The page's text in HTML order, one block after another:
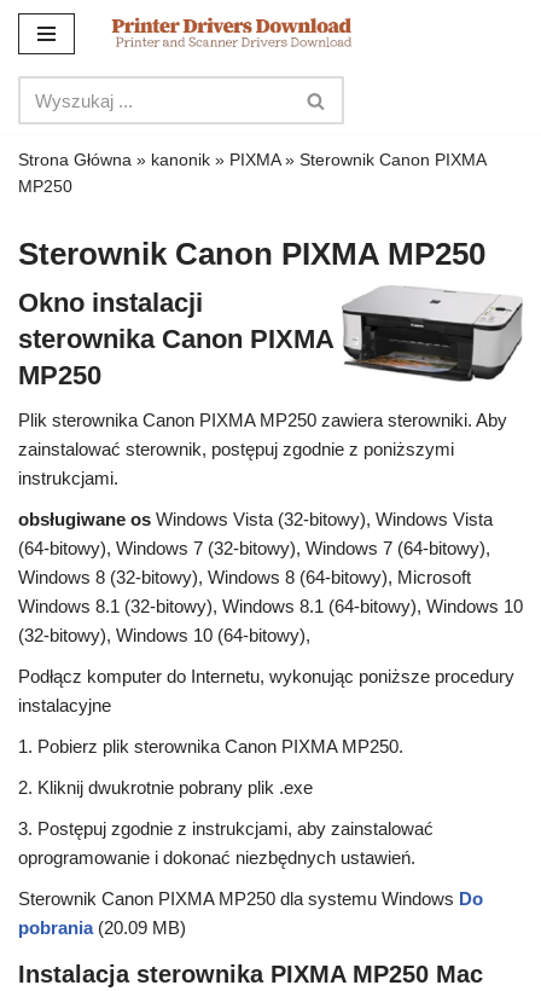
do
treści
Strona Główna » kanonik » PIXMA» Sterownik Canon PIXMA
MP250
Sterownik Canon PIXMA MP250
Okno instalacji
sterownika Canon PIXMA
MP250
Plik sterownika Canon PIXMA MP250 zawiera sterowniki. Aby
zainstalować sterownik, postępuj zgodnie z poniższymi
instrukcjami.
obsługiwane os Windows Vista (32-bitowy), Windows Vista
(64-bitowy), Windows 7 (32-bitowy), Windows 7 (64-bitowy),
Windows 8 (32-bitowy), Windows 8 (64-bitowy), Microsoft
Windows 8.1 (32-bitowy), Windows 8.1 (64-bitowy), Windows 10
(32-bitowy), Windows 10 (64-bitowy),
Podłącz komputer do Internetu, wykonując poniższe procedury
instalacyjne
1. Pobierz plik sterownika Canon PIXMA MP250.
2. Kliknij dwukrotnie pobrany plik .exe
3. Postępuj zgodnie z instrukcjami, aby zainstalować
oprogramowanie i dokonać niezbędnych ustawień.
Sterownik Canon PIXMA MP250 dla systemu Windows Do
pobrania (20.09 MB)
Instalacja sterownika PIXMA MP250 Mac